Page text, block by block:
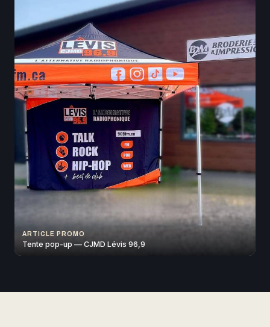
ARTICLE PROMO
Tente pop-up — CJMD Lévis 96,9